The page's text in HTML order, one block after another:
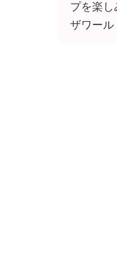
プを楽
ザワール